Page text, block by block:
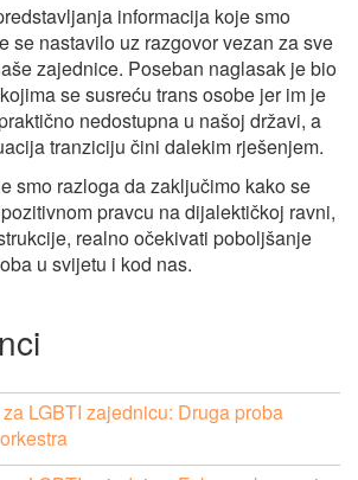
informacija koje smo
se nastavilo uz razgovor vezan za sve
zajednice. Poseban naglasak je bio
se susreću trans osobe jer im je
nedostupna u našoj državi, a
tranziciju čini dalekim rješenjem.
smo razloga da zaključimo kako se
pravcu na dijalektičkoj ravni,
realno očekivati poboljšanje
u svijetu i kod nas.
LGBTI zajednicu: Druga proba